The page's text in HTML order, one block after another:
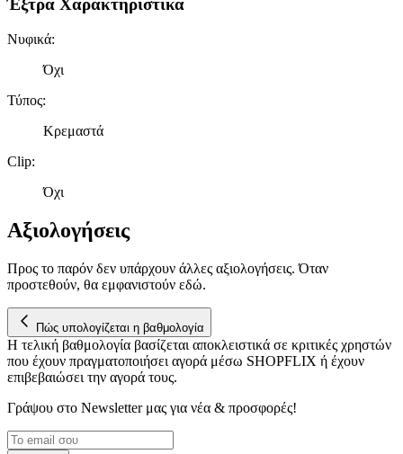
Έξτρα Χαρακτηριστικά
Νυφικά:
Όχι
Τύπος:
Κρεμαστά
Clip:
Όχι
Αξιολογήσεις
Προς το παρόν δεν υπάρχουν άλλες αξιολογήσεις. Όταν
προστεθούν, θα εμφανιστούν εδώ.
Πώς υπολογίζεται η βαθμολογία
Η τελική βαθμολογία βασίζεται αποκλειστικά σε κριτικές χρηστών
που έχουν πραγματοποιήσει αγορά μέσω SHOPFLIX ή έχουν
επιβεβαιώσει την αγορά τους.
Γράψου στο Νewsletter μας για νέα & προσφορές!